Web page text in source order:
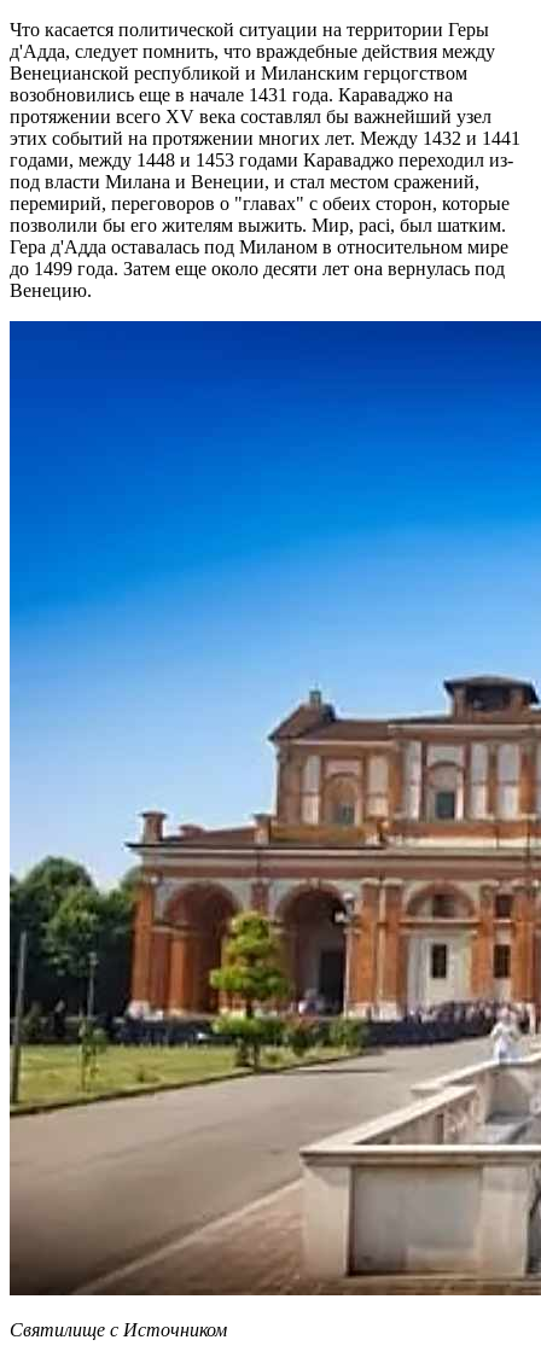
Что касается политической ситуации на территории Геры
д'Адда, следует помнить, что враждебные действия между
Венецианской республикой и Миланским герцогством
возобновились еще в начале 1431 года. Караваджо на
протяжении всего XV века составлял бы важнейший узел
этих событий на протяжении многих лет. Между 1432 и 1441
годами, между 1448 и 1453 годами Караваджо переходил из-
под власти Милана и Венеции, и стал местом сражений,
перемирий, переговоров о "главах" с обеих сторон, которые
позволили бы его жителям выжить. Мир, paci, был шатким.
Гера д'Адда оставалась под Миланом в относительном мире
до 1499 года. Затем еще около десяти лет она вернулась под
Венецию.
Святилище с Источником